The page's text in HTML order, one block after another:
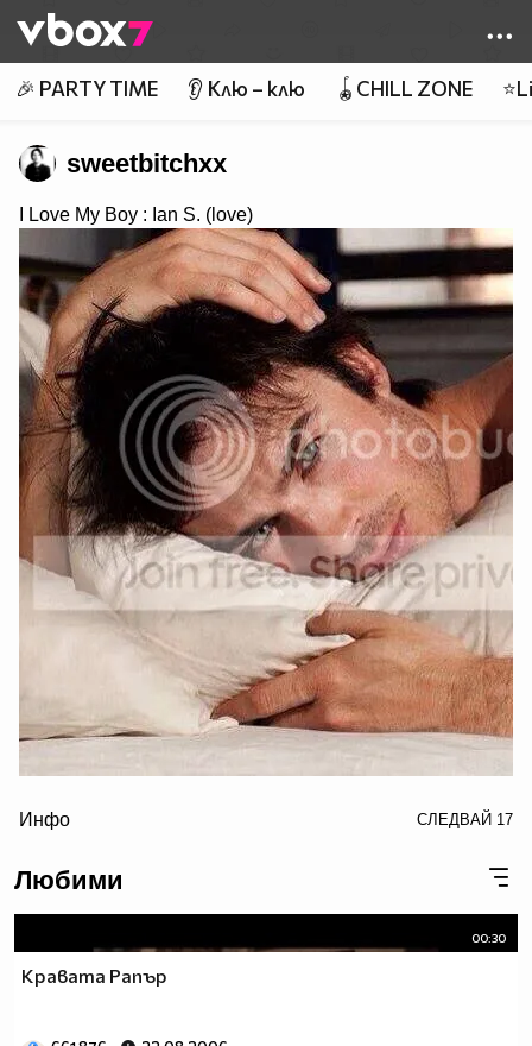
👾
🎉 PARTY TIME 👂 Клю – клю 🪀CHILL ZONE
sweetbitchxx
I Love My Boy : Ian S. (love)
for Butch Hogan 2013
Инфо СЛЕДВАЙ 17
Любими
00:30
Кравата Рапър